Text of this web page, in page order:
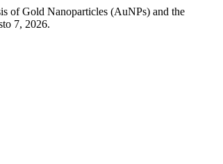
of Gold Nanoparticles (AuNPs) and the
7, 2026.